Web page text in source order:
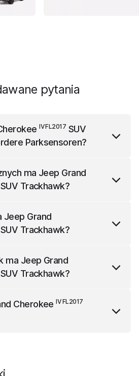
pytania
IV FL2017 SUV
Parksensoren?
ma Jeep Grand
SUV Trackhawk?
Jeep Grand
SUV Trackhawk?
mm szerokości (z lusterkami)
ma Jeep Grand
SUV Trackhawk?
495 l.
CherokeeIV FL2017